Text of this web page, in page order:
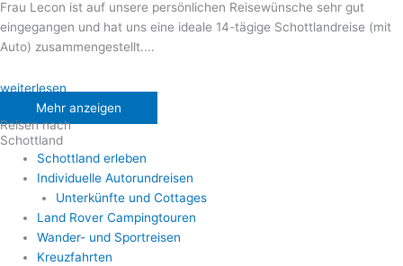
Frau Lecon ist auf unsere persönlichen Reisewünsche sehr gut
eingegangen und hat uns eine ideale 14-tägige Schottlandreise (mit
Auto) zusammengestellt....
weiterlesen
Mehr anzeigen
Reisen nach
Schottland
Schottland erleben
Individuelle Autorundreisen
Unterkünfte und Cottages
Land Rover Campingtouren
Wander- und Sportreisen
Kreuzfahrten